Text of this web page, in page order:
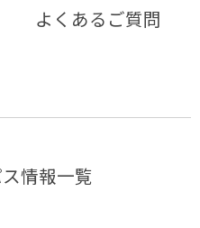
よくあるご質問
情報一覧